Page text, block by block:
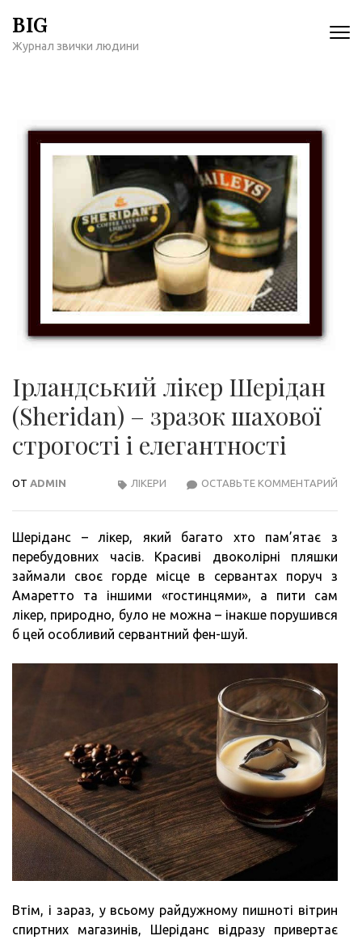
содержимому
BIG
Журнал звички людини
Ірландський лікер Шерідан
(Sheridan) – зразок шахової
строгості і елегантності
ОТ ADMIN ОСТАВЬТЕ КОММЕНТАРИЙ
ЛІКЕРИ
Шеріданс – лікер, який багато хто пам’ятає з
перебудовних часів. Красиві двоколірні пляшки
займали своє горде місце в сервантах поруч з
Амаретто та іншими «гостинцями», а пити сам
лікер, природно, було не можна – інакше порушився
б цей особливий сервантний фен-шуй.
Втім, і зараз, у всьому райдужному пишноті вітрин
спиртних магазинів, Шеріданс відразу привертає